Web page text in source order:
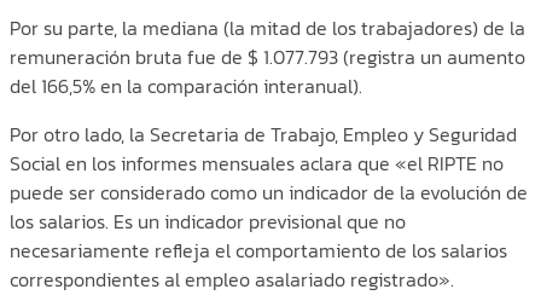
Por su parte, la mediana (la mitad de los trabajadores) de la
remuneración bruta fue de $ 1.077.793 (registra un aumento
del 166,5% en la comparación interanual).
Por otro lado, la Secretaria de Trabajo, Empleo y Seguridad
Social en los informes mensuales aclara que «el RIPTE no
puede ser considerado como un indicador de la evolución de
los salarios. Es un indicador previsional que no
necesariamente refleja el comportamiento de los salarios
correspondientes al empleo asalariado registrado».